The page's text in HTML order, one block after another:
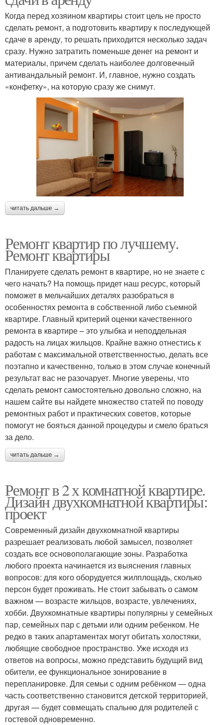
Когда перед хозяином квартиры стоит цель не просто
сделать ремонт, а подготовить квартиру к последующей
сдаче в аренду, то решать приходится несколько задач
сразу. Нужно затратить поменьше денег на ремонт и
материалы, причем сделать наиболее долговечный
антивандальный ремонт. И, главное, нужно создать
«конфетку», на которую сразу же снимут.
читать дальше →
Ремонт квартир по лучшему.
Ремонт квартиры
Планируете сделать ремонт в квартире, но не знаете с
чего начать? На помощь придет наш ресурс, который
поможет в мельчайших деталях разобраться в
особенностях ремонта в собственной либо съемной
квартире. Главный критерий оценки качественного
ремонта в квартире – это улыбка и неподдельная
радость на лицах жильцов. Крайне важно отнестись к
работам с максимальной ответственностью, делать все
поэтапно и качественно, только в этом случае конечный
результат вас не разочарует. Многие уверены, что
сделать ремонт самостоятельно довольно сложно, на
нашем сайте вы найдете множество статей по поводу
ремонтных работ и практических советов, которые
помогут не бояться данной процедуры и смело браться
за дело.
читать дальше →
Ремонт в 2 х комнатной квартире.
Дизайн двухкомнатной квартиры:
проект
Современный дизайн двухкомнатной квартиры
разрешает реализовать любой замысел, позволяет
создать все основополагающие зоны. Разработка
любого проекта начинается из выяснения главных
вопросов: для кого оборудуется жилплощадь, сколько
персон будет проживать. Не стоит забывать о самом
важном — возрасте жильцов, возрасте, увлечениях,
хобби. Двухкомнатные квартиры популярны у семейных
пар, семейных пар с детьми или одним ребенком. Не
редко в таких апартаментах могут обитать холостяки,
любящие свободное пространство. Уже исходя из
ответов на вопросы, можно представить будущий вид
обители, ее функциональное зонирование в
перепланировке. Для семьи с одним ребёнком — одна
часть соответственно становится детской территорией,
другая — будет совмещать спальню для родителей с
гостевой одновременно.